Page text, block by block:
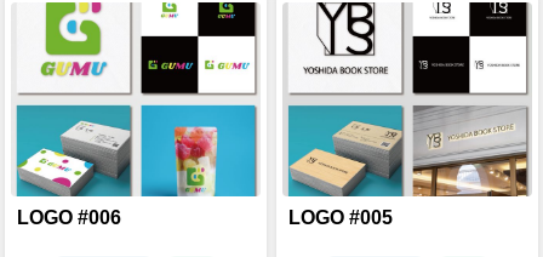
LOGO #006 LOGO #005